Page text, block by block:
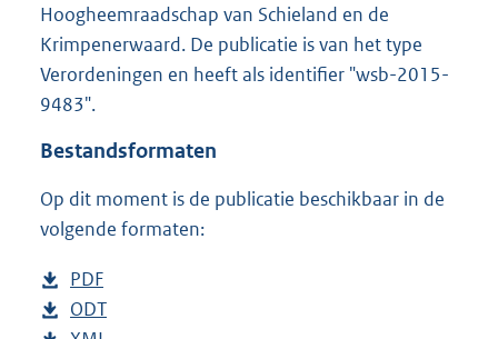
r
o
o
Hoogheemraadschap van Schieland en de
Krimpenerwaard. De publicatie is van het type
Verordeningen en heeft als identifier "wsb-2015-
9483".
Bestandsformaten
Op dit moment is de publicatie beschikbaar in de
volgende formaten:
D
o
PDF
e
D
ODT